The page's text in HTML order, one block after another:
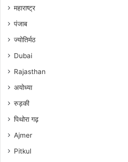
महाराष्ट्र
पंजाब
ज्योतिर्मठ
Dubai
Rajasthan
अयोध्या
रुड़की
पिथोरा गढ़
Ajmer
Pitkul